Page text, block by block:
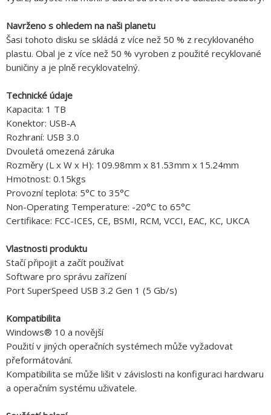
Navrženo s ohledem na naši planetu
Šasi tohoto disku se skládá z více než 50 % z recyklovaného
plastu. Obal je z více než 50 % vyroben z použité recyklované
buničiny a je plně recyklovatelný.
Technické údaje
Kapacita: 1 TB
Konektor: USB-A
Rozhraní: USB 3.0
Dvouletá omezená záruka
Rozměry (L x W x H): 109.98mm x 81.53mm x 15.24mm
Hmotnost: 0.15kgs
Provozní teplota: 5°C to 35°C
Non-Operating Temperature: -20°C to 65°C
Certifikace: FCC-ICES, CE, BSMI, RCM, VCCI, EAC, KC, UKCA
Vlastnosti produktu
Stačí připojit a začít používat
Software pro správu zařízení
Port SuperSpeed USB 3.2 Gen 1 (5 Gb/s)
Kompatibilita
Windows® 10 a novější
Použití v jiných operačních systémech může vyžadovat
přeformátování.
Kompatibilita se může lišit v závislosti na konfiguraci hardwaru
a operačním systému uživatele.